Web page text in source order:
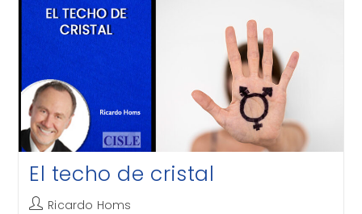
El techo de cristal
AutorRicardo Homs